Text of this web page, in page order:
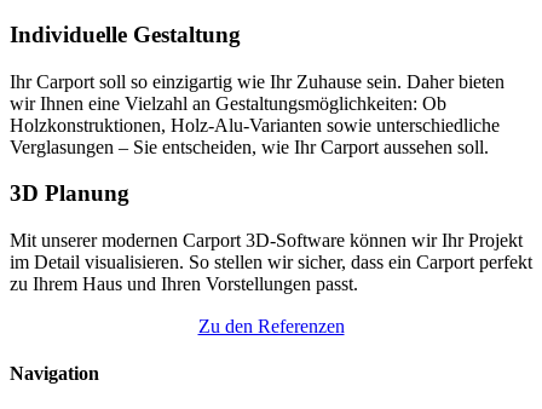
Individuelle Gestaltung
Ihr Carport soll so einzigartig wie Ihr Zuhause sein. Daher bieten
wir Ihnen eine Vielzahl an Gestaltungsmöglichkeiten: Ob
Holzkonstruktionen, Holz-Alu-Varianten sowie unterschiedliche
Verglasungen – Sie entscheiden, wie Ihr Carport aussehen soll.
3D Planung
Mit unserer modernen Carport 3D-Software können wir Ihr Projekt
im Detail visualisieren. So stellen wir sicher, dass ein Carport perfekt
zu Ihrem Haus und Ihren Vorstellungen passt.
Zu den Referenzen
Navigation